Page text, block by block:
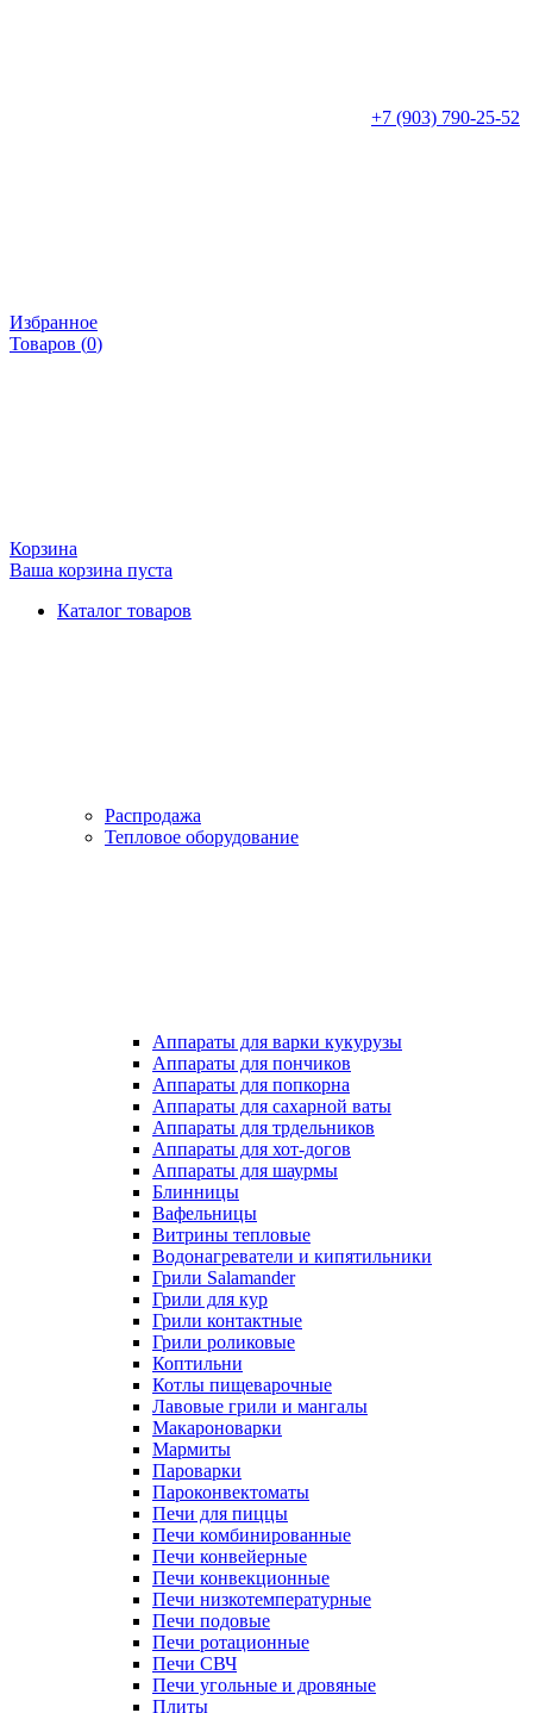
+7 (903) 790-25-52
Избранное
Товаров (0)
Корзина
Ваша корзина пуста
Каталог товаров
Распродажа
Тепловое оборудование
Аппараты для варки кукурузы
Аппараты для пончиков
Аппараты для попкорна
Аппараты для сахарной ваты
Аппараты для трдельников
Аппараты для хот-догов
Аппараты для шаурмы
Блинницы
Вафельницы
Витрины тепловые
Водонагреватели и кипятильники
Грили Salamander
Грили для кур
Грили контактные
Грили роликовые
Коптильни
Котлы пищеварочные
Лавовые грили и мангалы
Макароноварки
Мармиты
Пароварки
Пароконвектоматы
Печи для пиццы
Печи комбинированные
Печи конвейерные
Печи конвекционные
Печи низкотемпературные
Печи подовые
Печи ротационные
Печи СВЧ
Печи угольные и дровяные
Плиты